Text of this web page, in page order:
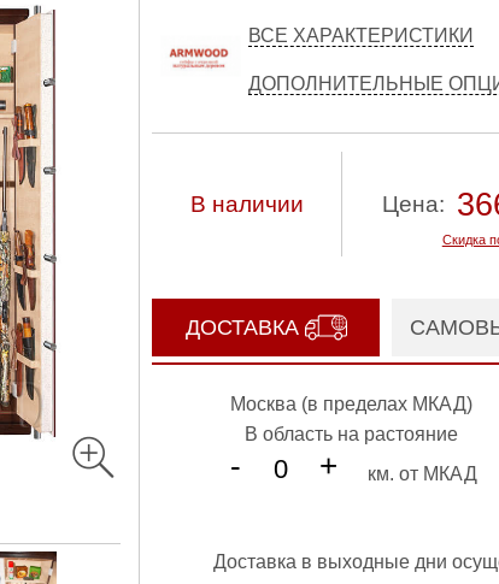
ВСЕ ХАРАКТЕРИСТИКИ
ДОПОЛНИТЕЛЬНЫЕ
В наличии Цена:
Скидка
ДОСТАВКА
Москва (в пределах МКАД)
В область на растояние
- + км. от МКАД
Доставка в выходные дни